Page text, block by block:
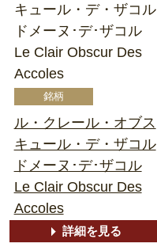
キュール・デ・ザコル
ドメーヌ･デ･ザコル
Le Clair Obscur Des
Accoles
ル・クレール・オブス
キュール・デ・ザコル
ドメーヌ･デ･ザコル
Le Clair Obscur Des
Accoles
詳細を見る